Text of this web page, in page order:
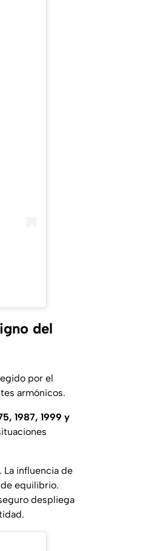
del
por el
armónicos.
1987, 1999 y
La influencia de
equilibrio.
despliega